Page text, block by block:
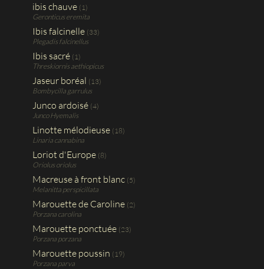
ibis chauve (1)
Geronticus eremita
Ibis falcinelle (33)
Plegadis falcinellus
Ibis sacré (1)
Threskiornis aethiopicus
Jaseur boréal (13)
Bombycilla garrulus
Junco ardoisé (4)
Junco Hyemalis
Linotte mélodieuse (18)
Linaria cannabina
Loriot d'Europe (8)
Oriolus oriolus
Macreuse à front blanc (5)
Melanitta perspicillata
Marouette de Caroline (2)
Porzana carolina
Marouette ponctuée (23)
Porzana porzana
Marouette poussin (19)
Porzana parva